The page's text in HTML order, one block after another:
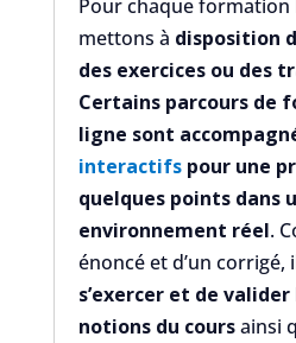
Pour chaque formation
mettons à disposition
des exercices ou des
Certains parcours de
ligne sont
interactifspour une
quelques points dans
environnement réel.
énoncé et d’un
s’exercer et de
notions du coursainsi